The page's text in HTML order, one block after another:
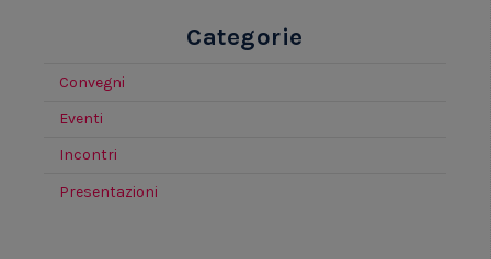
Categorie
Convegni
Eventi
Incontri
Presentazioni